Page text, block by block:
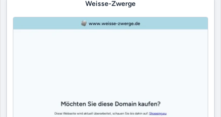
Weisse-Zwerge